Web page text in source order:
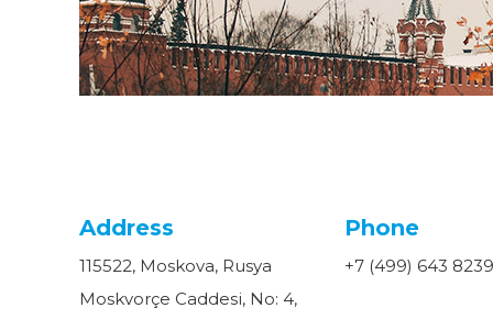
Address
115522, Moskova, Rusya
Moskvorçe Caddesi, No: 4,
Phone
+7 (499) 643